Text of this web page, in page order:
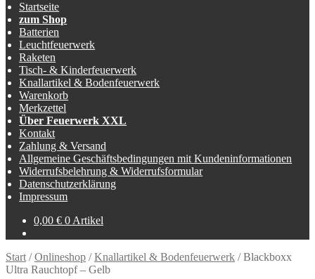
Startseite
zum Shop
Batterien
Leuchtfeuerwerk
Raketen
Tisch- & Kinderfeuerwerk
Knallartikel & Bodenfeuerwerk
Warenkorb
Merkzettel
Über Feuerwerk XXL
Kontakt
Zahlung & Versand
Allgemeine Geschäftsbedingungen mit Kundeninformationen
Widerrufsbelehrung & Widerrufsformular
Datenschutzerklärung
Impressum
0,00 € 0 Artikel
Start /Onlineshop /Knallartikel & Bodenfeuerwerk /Blackboxx
Ultra Rauchtopf – Gelb